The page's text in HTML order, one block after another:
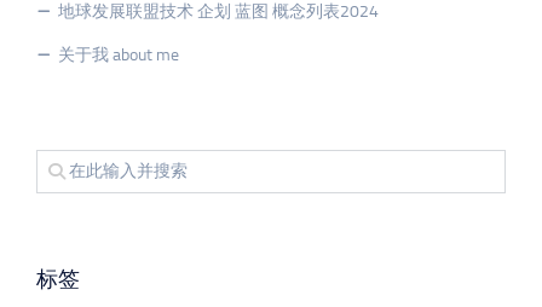
地球发展联盟技术 企划 蓝图 概念列表2024
关于我 about me
标签